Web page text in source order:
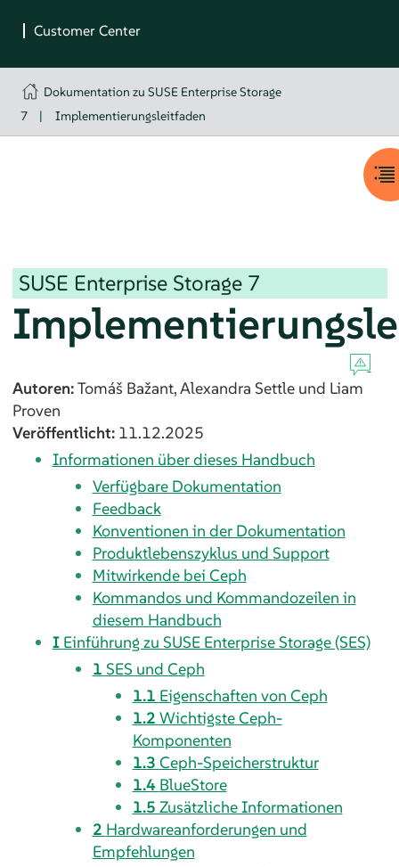
Dokumentation zu SUSE Enterprise Storage
7
| Implementierungsleitfaden
SUSE Enterprise Storage 7
Autoren:Tomáš Bažant,Alexandra Settleund Liam
Proven
Veröffentlicht: 11.12.2025
Informationen über dieses Handbuch
Verfügbare Dokumentation
Feedback
Konventionen in der Dokumentation
Produktlebenszyklus und Support
Mitwirkende bei Ceph
Kommandos und Kommandozeilen in
diesem Handbuch
I Einführung zu SUSE Enterprise Storage (SES)
1 SES und Ceph
1.1 Eigenschaften von Ceph
1.2 Wichtigste Ceph-
Komponenten
1.3 Ceph-Speicherstruktur
1.4 BlueStore
1.5 Zusätzliche Informationen
2 Hardwareanforderungen und
Empfehlungen